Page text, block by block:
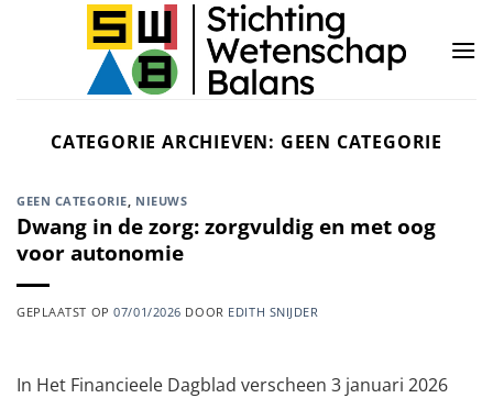
CATEGORIE ARCHIEVEN: GEEN CATEGORIE
GEEN CATEGORIE, NIEUWS
Dwang in de zorg: zorgvuldig en met oog
voor autonomie
GEPLAATST OP07/01/2026 DOOR EDITH SNIJDER
In Het Financieele Dagblad verscheen 3 januari 2026